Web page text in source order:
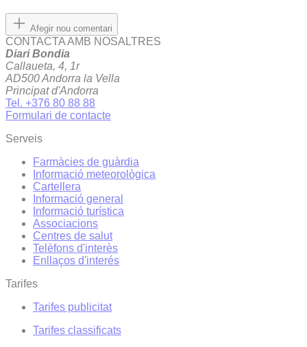
Afegir nou comentari
CONTACTA AMB NOSALTRES
Diari Bondia
Callaueta, 4, 1r
AD500 Andorra la Vella
Principat d'Andorra
Tel. +376 80 88 88
Formulari de contacte
Serveis
Farmàcies de guàrdia
Informació meteorològica
Cartellera
Informació general
Informació turística
Associacions
Centres de salut
Telèfons d'interès
Enllaços d'interés
Tarifes
Tarifes publicitat
Tarifes classificats